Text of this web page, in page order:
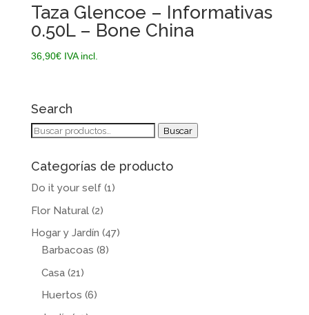
Taza Glencoe – Informativas
0.50L – Bone China
36,90€ IVA incl.
Search
Buscar
Buscar
Categorías de producto
Do it your self (1)
Flor Natural (2)
Hogar y Jardín (47)
Barbacoas (8)
Casa (21)
Huertos (6)